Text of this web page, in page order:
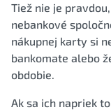
Tiež nie je
nebankové
nákupnej karty si
bankomate alebo
obdobie.
Ak sa ich napriek